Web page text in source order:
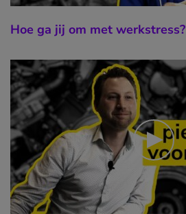
Hoe ga jij om met werkstress?